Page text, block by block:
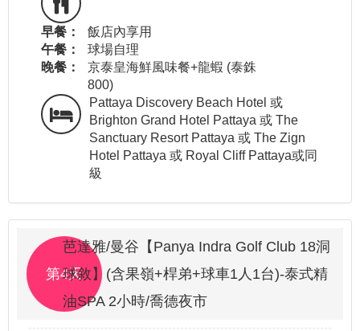
早餐：
飯店內享用
午餐：
球場自理
晚餐：
京泰皇海鮮風味餐+龍蝦 (泰銖
800)
Pattaya Discovery Beach Hotel 或
Brighton Grand Hotel Pattaya 或 The
Sanctuary Resort Pattaya 或 The Zign
Hotel Pattaya 或 Royal Cliff Pattaya或同
級
第4天
芭達雅/曼谷【Panya Indra Golf Club 18洞
球敘】(含果嶺+桿弟+球車1人1台)-泰式精
油SPA 2小時/喬德夜市